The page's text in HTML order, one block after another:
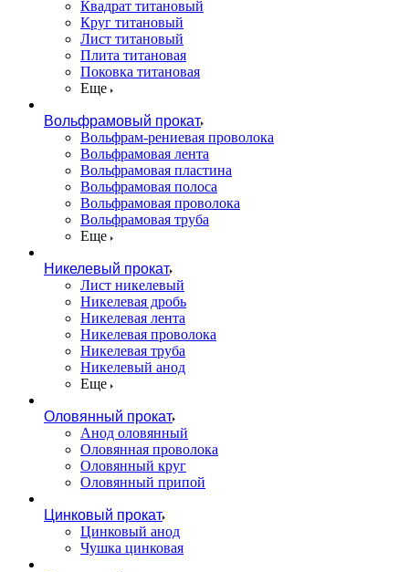
Квадрат титановый
Круг титановый
Лист титановый
Плита титановая
Поковка титановая
Еще
Вольфрамовый прокат
Вольфрам-рениевая проволока
Вольфрамовая лента
Вольфрамовая пластина
Вольфрамовая полоса
Вольфрамовая проволока
Вольфрамовая труба
Еще
Никелевый прокат
Лист никелевый
Никелевая дробь
Никелевая лента
Никелевая проволока
Никелевая труба
Никелевый анод
Еще
Оловянный прокат
Анод оловянный
Оловянная проволока
Оловянный круг
Оловянный припой
Цинковый прокат
Цинковый анод
Чушка цинковая